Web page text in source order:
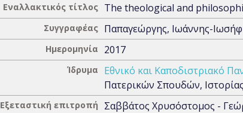
Εναλλακτικός τίτλος The theological and
Συγγραφέας Παπαγεώργης, Ιωάννης-
Ημερομηνία 2017
Ίδρυμα Εθνικό και Καποδιστριακό
Πατερικών Σπουδών,
Εξεταστική επιτροπή
Σαββάτος Χρυσόστομος -